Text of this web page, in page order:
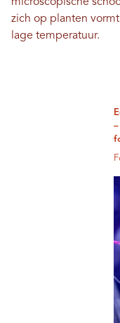
zich op planten
lage temperatuur.